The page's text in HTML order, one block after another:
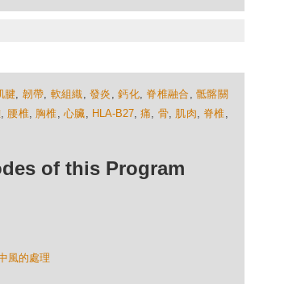
腱, 韌帶, 軟組織,發炎 ,鈣化,脊椎融合, 骶髂關
, 腰椎, 胸椎,心臟, HLA-B27,痛, 骨, 肌肉,脊椎,
of this Program
風的處理